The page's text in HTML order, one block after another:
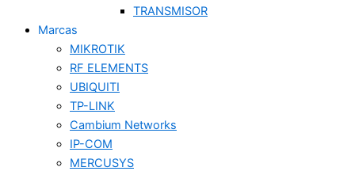
TRANSMISOR
Marcas
MIKROTIK
RF ELEMENTS
UBIQUITI
TP-LINK
Cambium Networks
IP-COM
MERCUSYS